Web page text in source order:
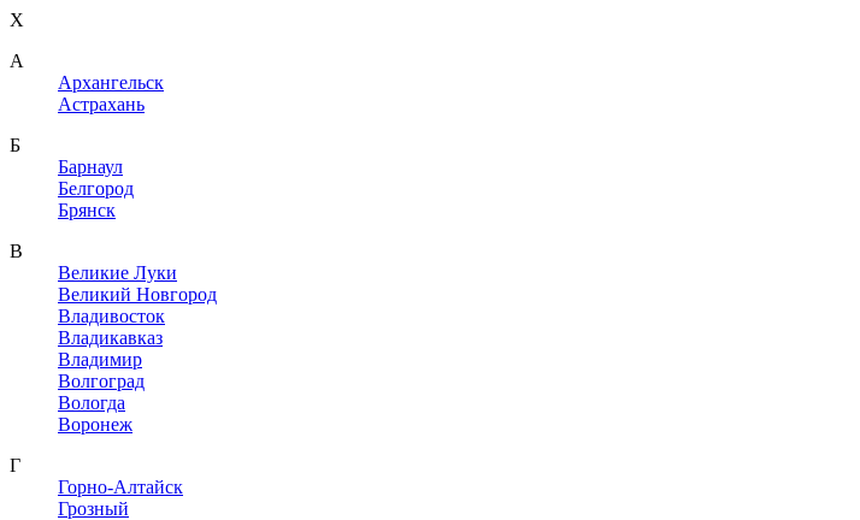
X
A
Архангельск
Астрахань
Б
Барнаул
Белгород
Брянск
В
Великие Луки
Великий Новгород
Владивосток
Владикавказ
Владимир
Волгоград
Вологда
Воронеж
Г
Горно-Алтайск
Грозный